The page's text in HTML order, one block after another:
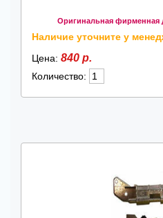
Оригинальная фирменная
Наличие уточните у
Цена: 840 р.
Количество: